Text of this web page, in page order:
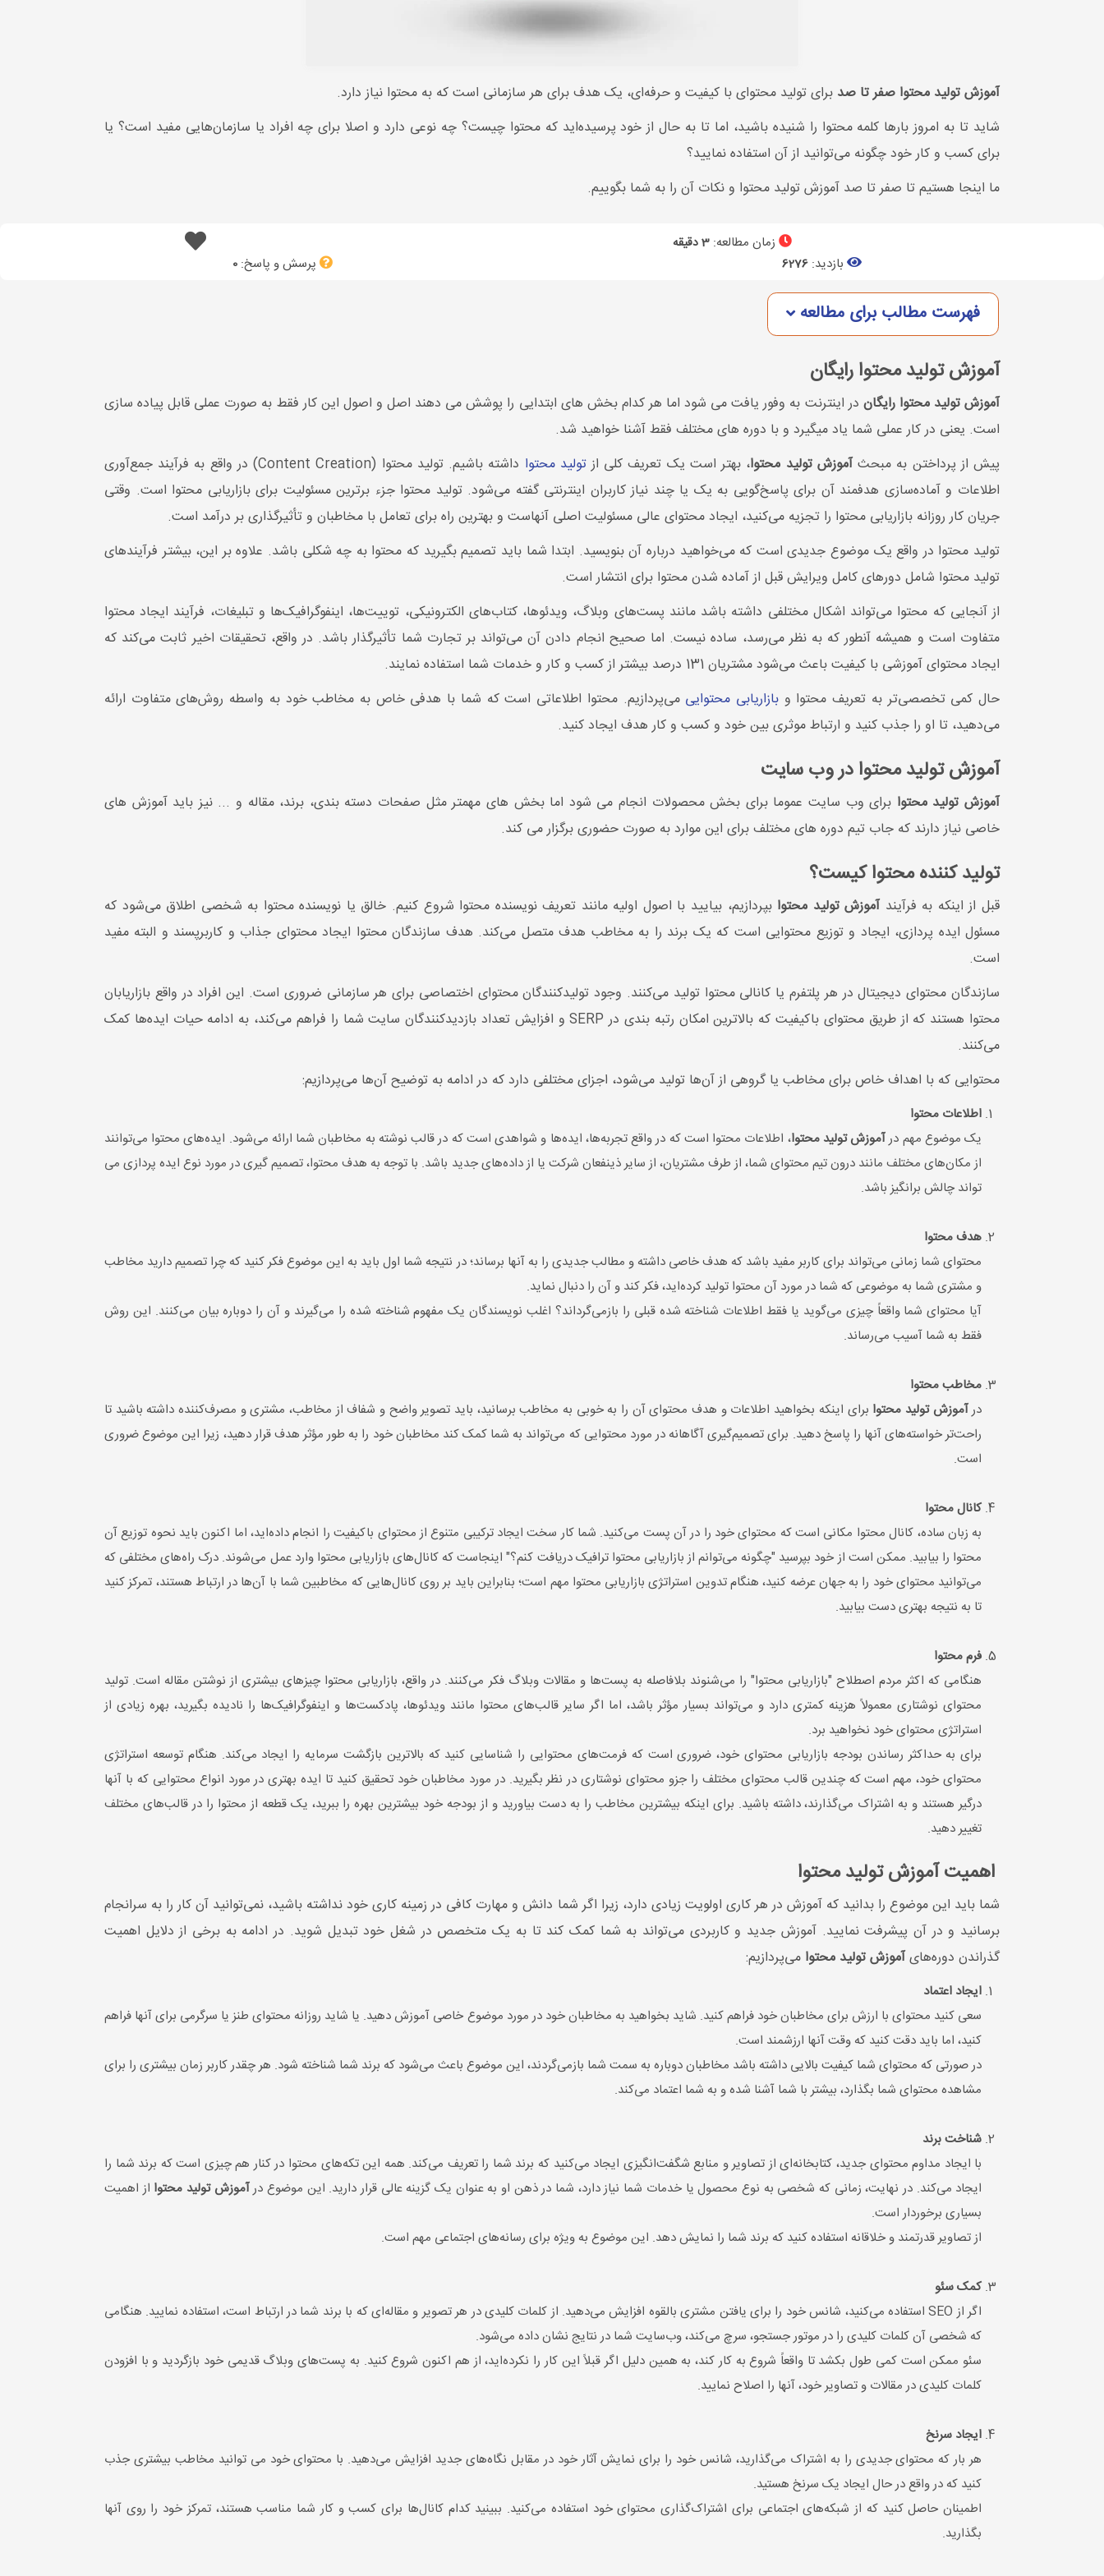
آموزش تولید محتوا صفر تا صد برای تولید محتوای با کیفیت و حرفه‌ای، یک هدف برای هر سازمانی است که به محتوا نیاز دارد.
شاید تا به امروز بارها کلمه محتوا را شنیده باشید، اما تا به حال از خود پرسیده‌اید که محتوا چیست؟ چه نوعی دارد و اصلا برای چه افراد یا سازمان‌هایی مفید است؟ یا
برای کسب و کار خود چگونه می‌توانید از آن استفاده نمایید؟
ما اینجا هستیم تا صفر تا صد آموزش تولید محتوا و نکات آن را به شما بگوییم.
زمان مطالعه:3 دقیقه
بازدید: 6276 پرسش و پاسخ:0
فهرست مطالب برای مطالعه
آموزش تولید محتوا رایگان
آموزش تولید محتوا رایگان در اینترنت به وفور یافت می شود اما هر کدام بخش های ابتدایی را پوشش می دهند اصل و اصول این کار فقط به صورت عملی قابل پیاده سازی
است. یعنی در کار عملی شما یاد میگیرد و با دوره های مختلف فقط آشنا خواهید شد.
پیش از پرداختن به مبحثآموزش تولید محتوا، بهتر است یک تعریف کلی ازتولید محتوا
داشته باشیم. تولید محتوا (Content Creation) در واقع به فرآیند جمع‌آوری
اطلاعات و آماده‌سازی هدفمند آن برای پاسخ‌گویی به یک یا چند نیاز کاربران اینترنتی گفته می‌شود. تولید محتوا جزء برترین مسئولیت برای بازاریابی محتوا است. وقتی
جریان کار روزانه بازاریابی محتوا را تجزیه می‌کنید، ایجاد محتوای عالی مسئولیت اصلی آنهاست و بهترین راه برای تعامل با مخاطبان و تأثیرگذاری بر درآمد است.
تولید محتوا در واقع یک موضوع جدیدی است که می‌خواهید درباره آن بنویسید. ابتدا شما باید تصمیم بگیرید که محتوا به چه شکلی باشد. علاوه بر این، بیشتر فرآیندهای
تولید محتوا شامل دورهای کامل ویرایش قبل از آماده شدن محتوا برای انتشار است.
از آنجایی که محتوا می‌تواند اشکال مختلفی داشته باشد مانند پست‌های وبلاگ، ویدئوها، کتاب‌های الکترونیکی، توییت‌ها، اینفوگرافیک‌ها و تبلیغات، فرآیند ایجاد محتوا
متفاوت است و همیشه آنطور که به نظر می‌رسد، ساده نیست. اما صحیح انجام دادن آن می‌تواند بر تجارت شما تأثیرگذار باشد. در واقع، تحقیقات اخیر ثابت می‌کند که
ایجاد محتوای آموزشی با کیفیت باعث می‌شود مشتریان 131 درصد بیشتر از کسب و کار و خدمات شما استفاده نمایند.
حال کمی تخصصی‌تر به تعریف محتوا وبازاریابی محتوایی می‌پردازیم. محتوا اطلاعاتی است که شما با هدفی خاص به مخاطب خود به واسطه روش‌های متفاوت ارائه
می‌دهید، تا او را جذب کنید و ارتباط موثری بین خود و کسب و کار هدف ایجاد کنید.
آموزش تولید محتوا در وب سایت
آموزش تولید محتوا برای وب سایت عموما برای بخش محصولات انجام می شود اما بخش های مهمتر مثل صفحات دسته بندی، برند، مقاله و ... نیز باید آموزش های
خاصی نیاز دارند که جاب تیم دوره های مختلف برای این موارد به صورت حضوری برگزار می کند.
تولید کننده محتوا کیست؟
قبل از اینکه به فرآیندآموزش تولید محتوا بپردازیم، بیایید با اصول اولیه مانند تعریف نویسنده محتوا شروع کنیم. خالق یا نویسنده محتوا به شخصی اطلاق می‌شود که
مسئول ایده پردازی، ایجاد و توزیع محتوایی است که یک برند را به مخاطب هدف متصل می‌کند. هدف سازندگان محتوا ایجاد محتوای جذاب و کاربرپسند و البته مفید
است.
سازندگان محتوای دیجیتال در هر پلتفرم یا کانالی محتوا تولید می‌کنند. وجود تولیدکنندگان محتوای اختصاصی برای هر سازمانی ضروری است. این افراد در واقع بازاریابان
محتوا هستند که از طریق محتوای باکیفیت که بالاترین امکان رتبه بندی در SERP و افزایش تعداد بازدیدکنندگان سایت شما را فراهم می‌کند، به ادامه حیات ایده‌ها کمک
می‌کنند.
محتوایی که با اهداف خاص برای مخاطب یا گروهی از آن‌ها تولید می‌شود، اجزای مختلفی دارد که در ادامه به توضیح آن‌ها می‌پردازیم:
اطلاعات محتوا
یک موضوع مهم درآموزش تولید محتوا، اطلاعات محتوا است که در واقع تجربه‌ها، ایده‌ها و شواهدی است که در قالب نوشته به مخاطبان شما ارائه می‌شود. ایده‌های محتوا می‌توانند
از مکان‌های مختلف مانند درون تیم محتوای شما، از طرف مشتریان، از سایر ذینفعان شرکت یا از داده‌های جدید باشد. با توجه به هدف محتوا، تصمیم گیری در مورد نوع ایده پردازی می
تواند چالش برانگیز باشد.
هدف محتوا
محتوای شما زمانی می‌تواند برای کاربر مفید باشد که هدف خاصی داشته و مطالب جدیدی را به آنها برساند؛ در نتیجه شما اول باید به این موضوع فکر کنید که چرا تصمیم دارید مخاطب
و مشتری شما به موضوعی که شما در مورد آن محتوا تولید کرده‌اید، فکر کند و آن را دنبال نماید.
آیا محتوای شما واقعاً چیزی می‌گوید یا فقط اطلاعات شناخته شده قبلی را بازمی‌گرداند؟ اغلب نویسندگان یک مفهوم شناخته شده را می‌گیرند و آن را دوباره بیان می‌کنند. این روش
فقط به شما آسیب می‌رساند.
مخاطب محتوا
درآموزش تولید محتوا برای اینکه بخواهید اطلاعات و هدف محتوای آن را به‌ خوبی به مخاطب برسانید، باید تصویر واضح و شفاف از مخاطب، مشتری و مصرف‌کننده‌ داشته باشید تا
راحت‌تر خواسته‌های آنها را پاسخ دهید. برای تصمیم‌گیری آگاهانه در مورد محتوایی که می‌تواند به شما کمک کند مخاطبان خود را به طور مؤثر هدف قرار دهید، زیرا این موضوع ضروری
است.
کانال محتوا
به زبان ساده، کانال محتوا مکانی است که محتوای خود را در آن پست می‌کنید. شما کار سخت ایجاد ترکیبی متنوع از محتوای باکیفیت را انجام داده‌اید، اما اکنون باید نحوه توزیع آن
محتوا را بیابید. ممکن است از خود بپرسید "چگونه می‌توانم از بازاریابی محتوا ترافیک دریافت کنم؟" اینجاست که کانال‌های بازاریابی محتوا وارد عمل می‌شوند. درک راه‌های مختلفی که
می‌توانید محتوای خود را به جهان عرضه کنید، هنگام تدوین استراتژی بازاریابی محتوا مهم است؛ بنابراین باید بر روی کانال‌هایی که مخاطبین شما با آن‌ها در ارتباط هستند، تمرکز کنید
تا به نتیجه بهتری دست بیابید.
فرم محتوا
هنگامی که اکثر مردم اصطلاح "بازاریابی محتوا" را می‌شنوند بلافاصله به پست‌ها و مقالات وبلاگ فکر می‌کنند. در واقع، بازاریابی محتوا چیزهای بیشتری از نوشتن مقاله است. تولید
محتوای نوشتاری معمولاً هزینه کمتری دارد و می‌تواند بسیار مؤثر باشد، اما اگر سایر قالب‌های محتوا مانند ویدئوها، پادکست‌ها و اینفوگرافیک‌ها را نادیده بگیرید، بهره زیادی از
استراتژی محتوای خود نخواهید برد.
برای به حداکثر رساندن بودجه بازاریابی محتوای خود، ضروری است که فرمت‌های محتوایی را شناسایی کنید که بالاترین بازگشت سرمایه را ایجاد می‌کند. هنگام توسعه استراتژی
محتوای خود، مهم است که چندین قالب محتوای مختلف را جزو محتوای نوشتاری در نظر بگیرید. در مورد مخاطبان خود تحقیق کنید تا ایده بهتری در مورد انواع محتوایی که با آنها
درگیر هستند و به اشتراک می‌گذارند، داشته باشید. برای اینکه بیشترین مخاطب را به دست بیاورید و از بودجه خود بیشترین بهره را ببرید، یک قطعه از محتوا را در قالب‌های مختلف
تغییر دهید.
اهمیت آموزش تولید محتوا
شما باید این موضوع را بدانید که آموزش در هر کاری اولویت زیادی دارد، زیرا اگر شما دانش و مهارت کافی در زمینه کاری خود نداشته باشید، نمی‌توانید آن کار را به سرانجام
برسانید و در آن پیشرفت نمایید. آموزش جدید و کاربردی می‌تواند به شما کمک کند تا به یک متخصص در شغل خود تبدیل شوید. در ادامه به برخی از دلایل اهمیت
گذراندن دوره‌هایآموزش تولید محتوا می‌پردازیم:
ایجاد اعتماد
سعی کنید محتوای با ارزش برای مخاطبان خود فراهم کنید. شاید بخواهید به مخاطبان خود در مورد موضوع خاصی آموزش دهید. یا شاید روزانه محتوای طنز یا سرگرمی برای آنها فراهم
کنید، اما باید دقت کنید که وقت آنها ارزشمند است.
در صورتی که محتوای شما کیفیت بالایی داشته باشد مخاطبان دوباره به سمت شما بازمی‌گردند، این موضوع باعث می‌شود که برند شما شناخته شود. هر چقدر کاربر زمان بیشتری را برای
مشاهده محتوای شما بگذارد، بیشتر با شما آشنا شده و به شما اعتماد می‌کند.
شناخت برند
با ایجاد مداوم محتوای جدید، کتابخانه‌ای از تصاویر و منابع شگفت‌انگیزی ایجاد می‌کنید که برند شما را تعریف می‌کند. همه این تکه‌های محتوا در کنار هم چیزی است که برند شما را
ایجاد می‌کند. در نهایت، زمانی که شخصی به نوع محصول یا خدمات شما نیاز دارد، شما در ذهن او به عنوان یک گزینه عالی قرار دارید. این موضوع درآموزش تولید محتوا از اهمیت
بسیاری برخوردار است.
از تصاویر قدرتمند و خلاقانه‌ استفاده کنید که برند شما را نمایش دهد. این موضوع به ‌ویژه برای رسانه‌های اجتماعی مهم است.
کمک سئو
اگر از SEO استفاده می‌کنید، شانس خود را برای یافتن مشتری بالقوه افزایش می‌دهید. از کلمات کلیدی در هر تصویر و مقاله‌ای که با برند شما در ارتباط است، استفاده نمایید. هنگامی
که شخصی آن کلمات کلیدی را در موتور جستجو، سرچ می‌کند، وب‌سایت شما در نتایج نشان داده می‌شود.
سئو ممکن است کمی طول بکشد تا واقعاً شروع به کار کند، به همین دلیل اگر قبلاً این کار را نکرده‌اید، از هم اکنون شروع کنید. به پست‌های وبلاگ قدیمی خود بازگردید و با افزودن
کلمات کلیدی در مقالات و تصاویر خود، آنها را اصلاح نمایید.
ایجاد سرنخ
هر بار که محتوای جدیدی را به اشتراک می‌گذارید، شانس خود را برای نمایش آثار خود در مقابل نگاه‌های جدید افزایش می‌دهید. با محتوای خود می توانید مخاطب بیشتری جذب
کنید که در واقع در حال ایجاد یک سرنخ هستید.
اطمینان حاصل کنید که از شبکه‌های اجتماعی برای اشتراک‌گذاری محتوای خود استفاده می‌کنید. ببینید کدام کانال‌ها برای کسب و کار شما مناسب هستند، تمرکز خود را روی آنها
بگذارید.